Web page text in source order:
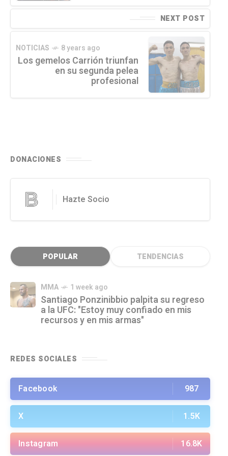
NEXT POST
NOTICIAS 8 years ago
Los gemelos Carrión triunfan
en su segunda pelea
profesional
DONACIONES
Hazte Socio
POPULAR TENDENCIAS
MMA 1 week ago
Santiago Ponzinibbio palpita su regreso
a la UFC: "Estoy muy confiado en mis
recursos y en mis armas"
REDES SOCIALES
Facebook 987
X 1.5K
Instagram 16.8K